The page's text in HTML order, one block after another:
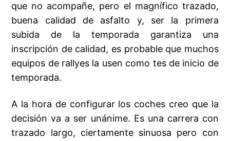
que no acompañe, pero el magnífico trazado,
buena calidad de asfalto y, ser la primera
subida de la temporada garantiza una
inscripción de calidad, es probable que muchos
equipos de rallyes la usen como tes de inicio de
temporada.
A la hora de configurar los coches creo que la
decisión va a ser unánime. Es una carrera con
trazado largo, ciertamente sinuosa pero con